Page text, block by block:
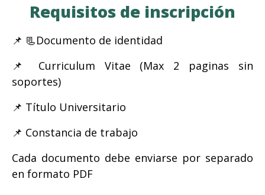
Requisitos de inscripción
📌 📃Documento de identidad
📌 Curriculum Vitae (Max 2 paginas sin
soportes)
📌 Título Universitario
📌 Constancia de trabajo
Cada documento debe enviarse por separado
en formato PDF